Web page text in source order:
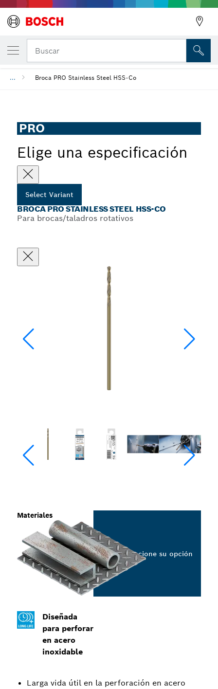
Buscar
... Broca PRO Stainless Steel HSS-Co
PRO
Elige una especificación
Select Variant
BROCA PRO STAINLESS STEEL HSS-CO
Para brocas/taladros rotativos
Diseñada
para perforar
en acero
inoxidable
Larga vida útil en la perforación en acero
Materiales
Seleccione su opción
Broca PRO Stainless Steel HSS-Co